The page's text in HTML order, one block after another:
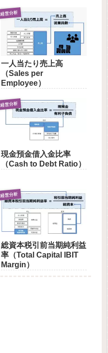
経営分析
一人当たり売上高
（Sales per
Employee）
経営分析
現金預金借入金比率
（Cash to Debt Ratio）
経営分析
総資本税引前当期純利益
率（Total Capital IBIT
Margin）